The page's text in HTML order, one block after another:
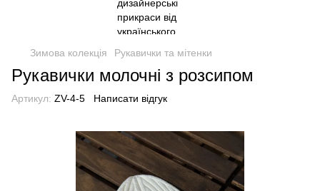
Зимова колекція Рукавички та мітенки
Рукавички молочні з розсипом
Артикул: ZV-4-5 Написати відгук